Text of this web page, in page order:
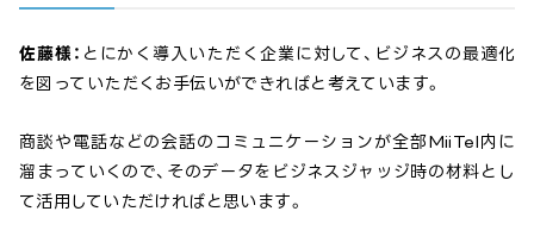
佐藤様： とにかく導入いただく企業に対して、ビジネスの最適化
を図っていただくお手伝いができればと考えています。
商談や電話などの会話のコミュニケーションが全部MiiTel内に
溜まっていくので、そのデータをビジネスジャッジ時の材料とし
て活用していただければと思います。